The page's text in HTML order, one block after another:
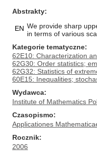
Abstrakty
EN We provide sharp
in terms of various
Kategorie tematyczne
62E10: Characterization
62G30: Order statistics;
62G32: Statistics of
60E15: Inequalities;
Wydawca
Institute of Mathematics
Czasopismo
Applicationes
Rocznik
2006